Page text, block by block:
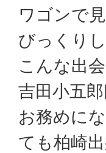
ワゴンで
びっくりし
こんな出
吉田小五
お務めに
ても柏崎